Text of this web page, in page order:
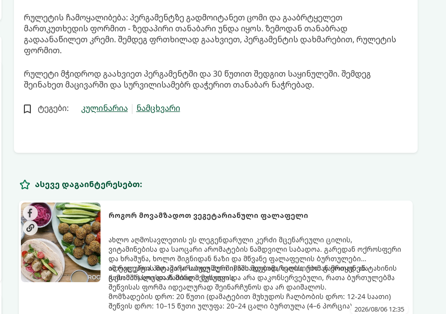
რულეტის ჩამოყალიბება: პერგამენტზე გადმოიტანეთ ცომი და გააბრტყელეთ
მართკუთხედის ფორმით - ზედაპირი თანაბარი უნდა იყოს. ზემოდან თანაბრად
გადაანაწილეთ კრემი. შემდეგ ფრთხილად გაახვიეთ, პერგამენტის დახმარებით, რულეტის
ფორმით.
რულეტი მჭიდროდ გაახვიეთ პერგამენტში და 30 წუთით შედგით საყინულეში. შემდეგ
შეინახეთ მაცივარში და სურვილისამებრ დაჭერით თანაბარ ნაჭრებად.
ტეგები: კულინარია ნამცხვარი
ასევე დაგაინტერესებთ:
როგორ მოვამზადოთ ვეგეტარიანული ფალაფელი
ახლო აღმოსავლეთის ეს ლეგენდარული კერძი მცენარეული ცილის,
ვიტამინებისა და საოცარი არომატების ნამდვილი საბადოა. გარედან ოქროსფერი
და ხრაშუნა, ხოლო შიგნიდან ნაზი და მწვანე ფალაფელის ბურთულები
იდეალურია პიტაში (არაბულ პურში) ჩასადებად, სალათებთან ერთად ან ტახინის
(სესამის) სოუსთან მირთმევისთვის.
ამ რეცეპტის მთავარი საიდუმლო იმაში მდგომარეობს, რომ გამოიყენება
გამომშრალი და ჩამბალი მუხუდო და არა დაკონსერვებული, რათა ბურთულებმა
შეწვისას ფორმა იდეალურად შეინარჩუნოს და არ დაიშალოს.
მომზადების დრო: 20 წუთი (დამატებით მუხუდოს ჩალბობის დრო: 12-24 საათი)
შეწვის დრო: 10–15 წუთი ულუფა: 20–24 ცალი ბურთულა (4–6 პორცია) 2026/08/06 12:35